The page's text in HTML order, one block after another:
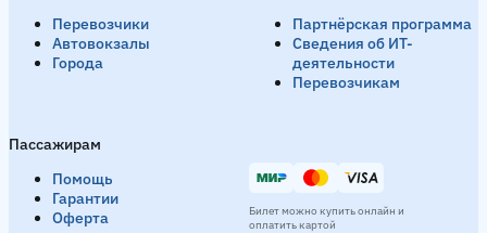
Перевозчики
Автовокзалы
Города
Пассажирам
Помощь
Гарантии
Оферта
Партнёрская программа
Сведения об ИТ-
деятельности
Перевозчикам
Билет можно купить онлайн и
оплатить картой